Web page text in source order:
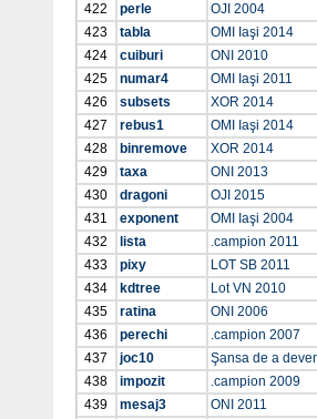
422
perle
OJI 2004
423
tabla
OMI Iaşi 2014
424
cuiburi
ONI 2010
425
numar4
OMI Iaşi 2011
426
subsets
XOR 2014
427
rebus1
OMI Iaşi 2014
428
binremove
XOR 2014
429
taxa
ONI 2013
430
dragoni
OJI 2015
431
exponent
OMI Iaşi 2004
432
lista
.campion 2011
433
pixy
LOT SB 2011
434
kdtree
Lot VN 2010
435
ratina
ONI 2006
436
perechi
.campion 2007
437
joc10
Şansa de a
438
impozit
.campion 2009
439
mesaj3
ONI 2011